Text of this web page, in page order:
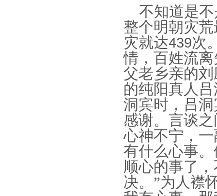
不知道是
整个明朝灾
灾就达439次
情，百姓流
父老乡亲的
的纯阳真人
洞宾时，吕
感谢。言谈
心神不宁，
有什么心事
顺心的事了
决。”为人襟